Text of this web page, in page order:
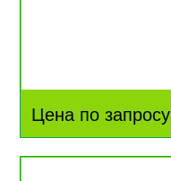
Цена по запросу